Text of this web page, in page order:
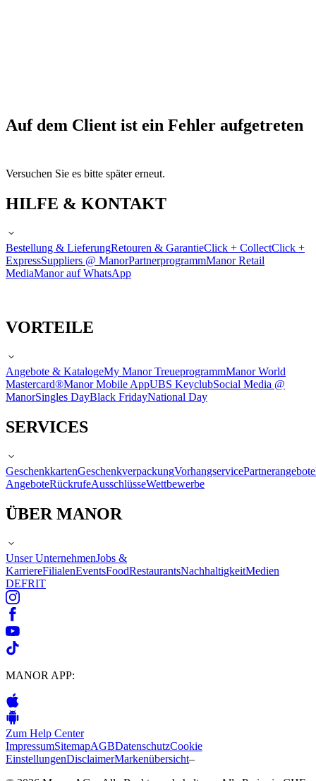
Auf dem Client ist ein Fehler aufgetreten
Versuchen Sie es bitte später erneut.
HILFE & KONTAKT
Bestellung & LieferungRetouren & GarantieClick + CollectClick +
ExpressSuppliers @ ManorPartnerprogrammManor Retail
MediaManor auf WhatsApp
VORTEILE
Angebote & KatalogeMy Manor TreueprogrammManor World
Mastercard®Manor Mobile AppUBS KeyclubSocial Media @
ManorSingles DayBlack FridayNational Day
SERVICES
GeschenkkartenGeschenkverpackungVorhangservicePartnerangebote
AngeboteRückrufeAusschlüsseWettbewerbe
ÜBER MANOR
Unser UnternehmenJobs &
KarriereFilialenEventsFoodRestaurantsNachhaltigkeitMedien
DEFRIT
MANOR APP:
Zum Help Center
ImpressumSitemapAGBDatenschutzCookie
EinstellungenDisclaimerMarkenübersicht–